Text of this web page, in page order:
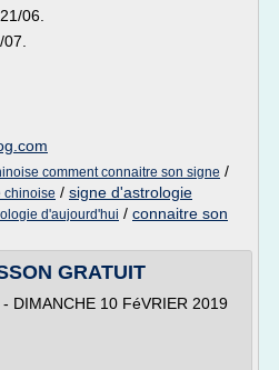
06.
comment connaitre son signe /
chinoise / signe d'astrologie
d'aujourd'hui / connaitre son
GRATUIT
DIMANCHE 10 FéVRIER 2019